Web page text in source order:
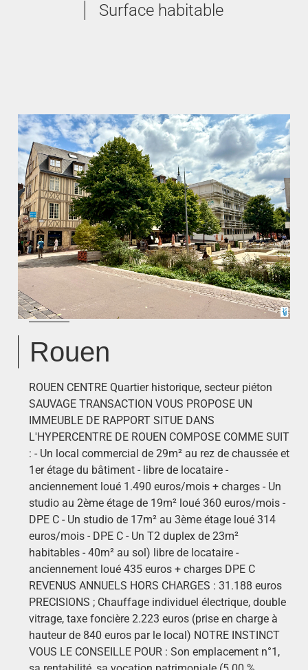
Surface habitable
Rouen
ROUEN CENTRE Quartier historique, secteur piéton
SAUVAGE TRANSACTION VOUS PROPOSE UN
IMMEUBLE DE RAPPORT SITUE DANS
L'HYPERCENTRE DE ROUEN COMPOSE COMME SUIT
: - Un local commercial de 29m² au rez de chaussée et
1er étage du bâtiment - libre de locataire -
anciennement loué 1.490 euros/mois + charges - Un
studio au 2ème étage de 19m² loué 360 euros/mois -
DPE C - Un studio de 17m² au 3ème étage loué 314
euros/mois - DPE C - Un T2 duplex de 23m²
habitables - 40m² au sol) libre de locataire -
anciennement loué 435 euros + charges DPE C
REVENUS ANNUELS HORS CHARGES : 31.188 euros
PRECISIONS ; Chauffage individuel électrique, double
vitrage, taxe foncière 2.223 euros (prise en charge à
hauteur de 840 euros par le local) NOTRE INSTINCT
VOUS LE CONSEILLE POUR : Son emplacement n°1,